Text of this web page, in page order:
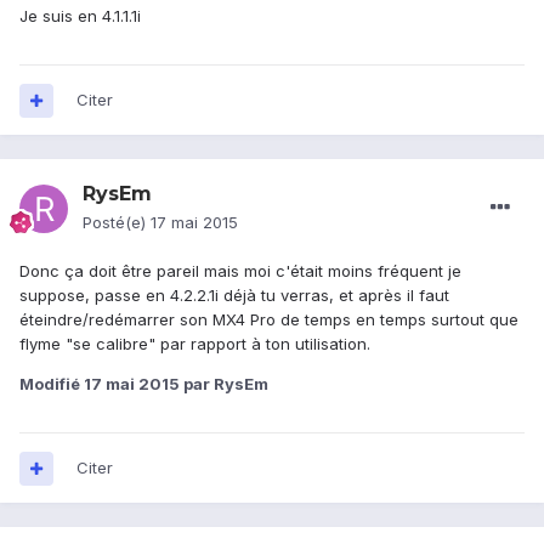
Je suis en 4.1.1.1i
Citer
RysEm
Posté(e) 17 mai 2015
Donc ça doit être pareil mais moi c'était moins fréquent je
suppose, passe en 4.2.2.1i déjà tu verras, et après il faut
éteindre/redémarrer son MX4 Pro de temps en temps surtout que
flyme "se calibre" par rapport à ton utilisation.
Modifié 17 mai 2015 par RysEm
Citer